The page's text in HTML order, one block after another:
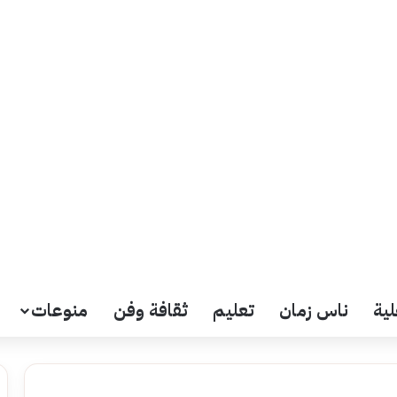
ناس زمان تعليم ثقافة وفن منوعات